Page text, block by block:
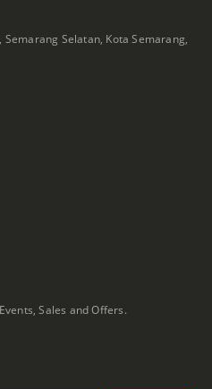
Selatan, Kota Semarang,
Sales and Offers.